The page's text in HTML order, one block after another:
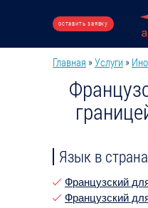
оставить заявку
Вы здесь
Главная »Услуги »
Язык в
Французский
Французский